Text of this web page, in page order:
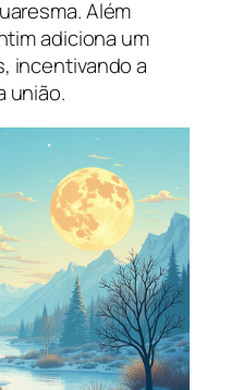
Além
adiciona um
incentivando a
união.